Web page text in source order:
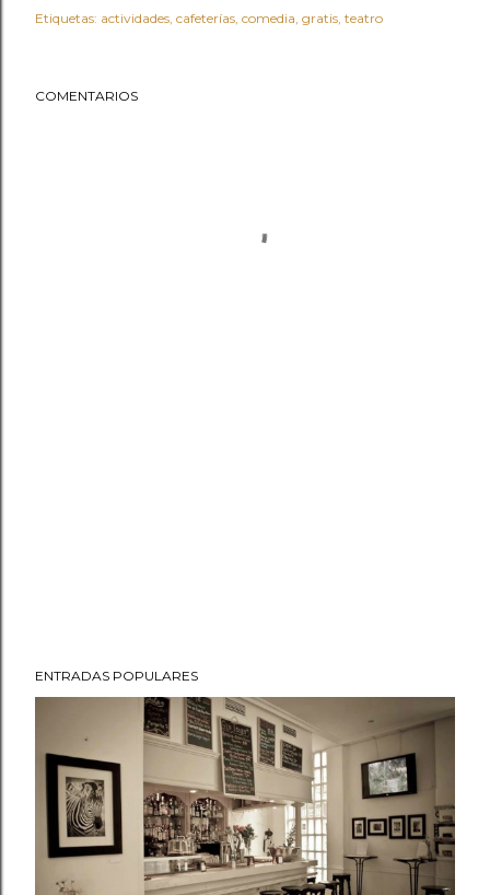
Etiquetas: actividades cafeterías comedia gratis teatro
COMENTARIOS
ENTRADAS POPULARES